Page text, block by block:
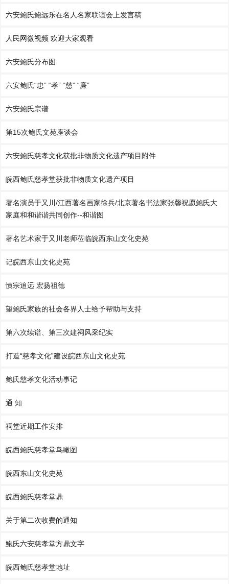
六安鲍氏鲍远乐在名人名家联谊会上发言稿
人民网微视频 欢迎大家观看
六安鲍氏分布图
六安鲍氏“忠” “孝” “慈” “廉”
六安鲍氏宗谱
第15次鲍氏文苑座谈会
六安鲍氏慈孝文化获批非物质文化遗产项目附件
皖西鲍氏慈孝堂获批非物质文化遗产项目
著名演员于又川/江西著名画家徐兵/北京著名书法家张馨祝愿鲍氏大
家庭和和谐谐共同创作--和谐图
著名艺术家于又川老师莅临皖西东山文化史苑
记皖西东山文化史苑
慎宗追远 宏扬祖德
望鲍氏家族的社会各界人士给予帮助与支持
第六次续谱、第三次建祠风采纪实
打造“慈孝文化”建设皖西东山文化史苑
鲍氏慈孝文化活动事记
通 知
祠堂近期工作安排
皖西鲍氏慈孝堂鸟瞰图
皖西东山文化史苑
皖西鲍氏慈孝堂鼎
关于第二次收费的通知
鮑氏六安慈孝堂方鼎文字
皖西鲍氏慈孝堂地址